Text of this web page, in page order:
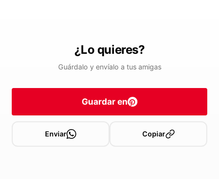
¿Lo quieres?
Guárdalo y envíalo a tus amigas
Guardar en
Enviar Copiar